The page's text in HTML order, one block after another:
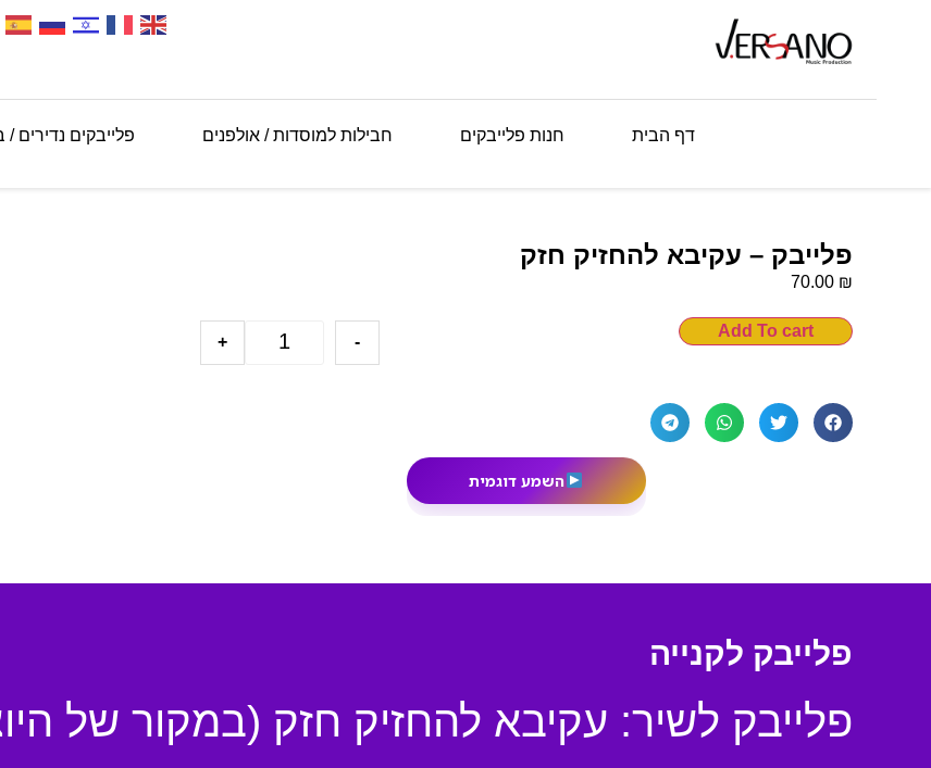
דף הבית חנות פלייבקים חבילות למוסדות / אולפנים פלייבקים
פלייבק – עקיבא להחזיק חזק
70.00 ₪
-
+
Add To cart
השמע דוגמית
פלייבק לקנייה
פלייבק לשיר: עקיבא להחזיק חזק (במקור של